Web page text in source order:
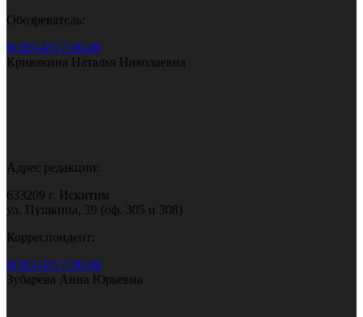
Обозреватель:
8(383-43) 7-90-60
Кривякина Наталья Николаевна
Адрес редакции:
633209 г. Искитим
ул. Пушкина, 39 (оф. 305 и 308)
Корреспондент:
8(383-43) 7-90-60
Зубарева Анна Юрьевна